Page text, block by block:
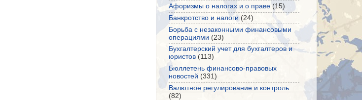
Афоризмы о налогах и о праве (15)
Банкротство и налоги (24)
Борьба с незаконными финансовыми
операциями (23)
Бухгалтерский учет для бухгалтеров и
юристов (113)
Бюллетень финансово-правовых
новостей (331)
Валютное регулирование и контроль
(82)